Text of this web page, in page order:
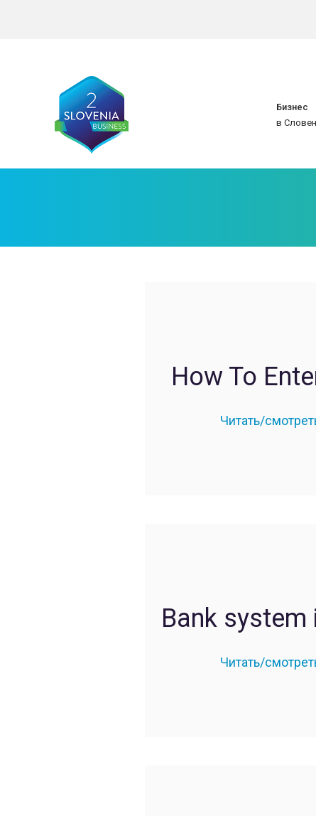
Бизнес
в
How To
Читать/
Bank system
Читать/